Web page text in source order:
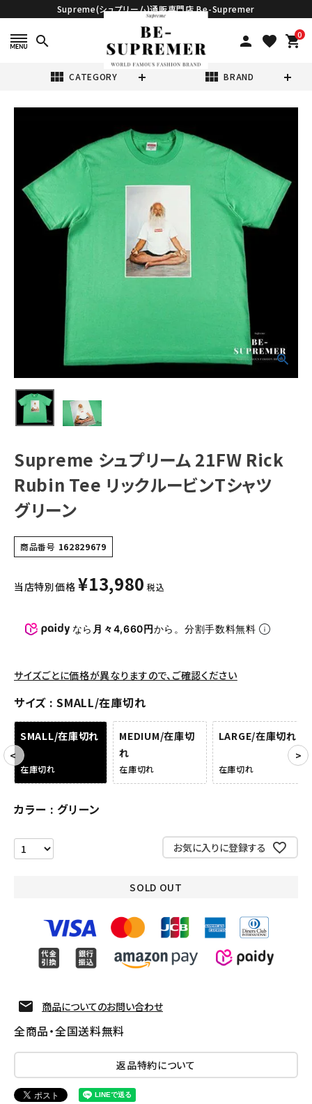
Supreme(シュプリーム)通販専門店 Be-Supremer
search person favorite 0
shopping_cart
view_module CATEGORY view_module BRAND
NEW ITEMS
Tシャツ・ロングスリーブ
ジャケット・アウター
キャップ・ハット
ニット帽・ビーニー
バックパック・リュック
パンツ・ショーツ
SEASON
CONTENTS
ようこそ ゲスト 様
meeting_room ログイン
Supreme シュプリーム 21FW Rick
Rubin Tee リックルービンTシャツ
グリーン
商品番号 162829679
当店特別価格 ¥13,980 税込
なら 月々4,660円から。分割手数料無料
サイズごとに価格が異なりますので、ご確認ください
サイズ SMALL/在庫切れ
SMALL/在庫切れ
在庫切れ
MEDIUM/在庫切
れ
在庫切れ
LARGE/在庫切れ
在庫切れ
カラー グリーン
お気に入りに登録する
SOLD OUT
商品についてのお問い合わせ
全商品・全国送料無料
返品特約について